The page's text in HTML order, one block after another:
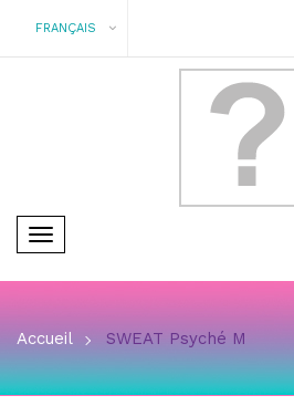
FRANÇAIS
Basculer
Accueil SWEAT Psyché M